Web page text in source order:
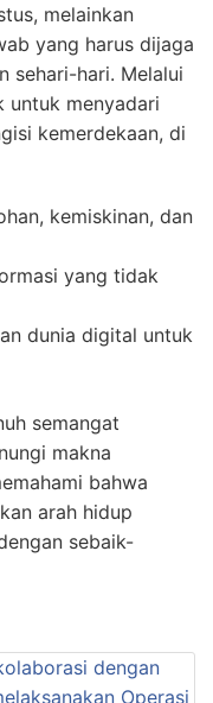
melainkan
yang harus dijaga
sehari-hari. Melalui
untuk menyadari
kemerdekaan, di
kemiskinan, dan
yang tidak
dunia digital untuk
semangat
makna
bahwa
arah hidup
sebaik-